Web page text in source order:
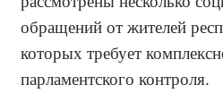
обращений от жителей
которых требует
парламентского контроля.